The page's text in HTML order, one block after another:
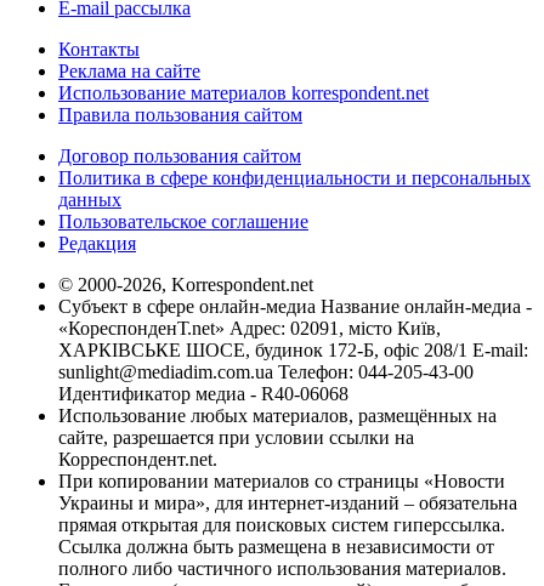
E-mail рассылка
Контакты
Реклама на сайте
Использование материалов korrespondent.net
Правила пользования сайтом
Договор пользования сайтом
Политика в сфере конфиденциальности и персональных
данных
Пользовательское соглашение
Редакция
© 2000-2026, Korrespondent.net
Субъект в сфере онлайн-медиа Название онлайн-медиа -
«КореспонденТ.net» Адрес: 02091, місто Київ,
ХАРКІВСЬКЕ ШОСЕ, будинок 172-Б, офіс 208/1 E-mail:
sunlight@mediadim.com.ua Телефон: 044-205-43-00
Идентификатор медиа - R40-06068
Использование любых материалов, размещённых на
сайте, разрешается при условии ссылки на
Корреспондент.net.
При копировании материалов со страницы «Новости
Украины и мира», для интернет-изданий – обязательна
прямая открытая для поисковых систем гиперссылка.
Ссылка должна быть размещена в независимости от
полного либо частичного использования материалов.